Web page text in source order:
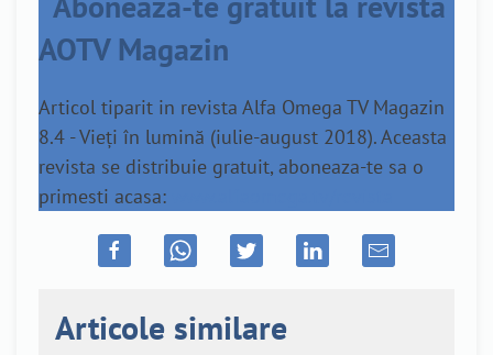
AOTV Magazin
Articol tiparit in revista Alfa Omega TV Magazin
8.4 - Vieți în lumină (iulie-august 2018). Aceasta
revista se distribuie gratuit, aboneaza-te sa o
primesti acasa:
Articole similare